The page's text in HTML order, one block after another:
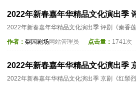
2022年新春嘉年华精品文化演出季
2022年新春嘉年华精品文化演出季 评剧《秦香莲
作者： 梨园剧场网站管理员 点击量： 1741次
2022年新春嘉年华精品文化演出季
2022年新春嘉年华精品文化演出季 京剧《红鬃烈